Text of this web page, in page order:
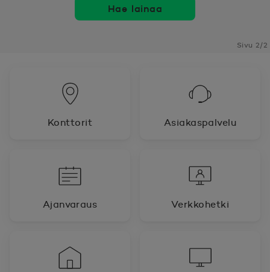
Hae lainaa
Sivu 2/2
Konttorit Asiakaspalvelu
Ajanvaraus Verkkohetki